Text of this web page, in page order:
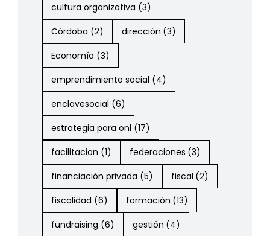
cultura organizativa (3)
Córdoba (2) dirección (3)
Economía (3)
emprendimiento social (4)
enclavesocial (6)
estrategia para onl (17)
facilitacion (1) federaciones (3)
financiación privada (5) fiscal (2)
fiscalidad (6) formación (13)
fundraising (6) gestión (4)